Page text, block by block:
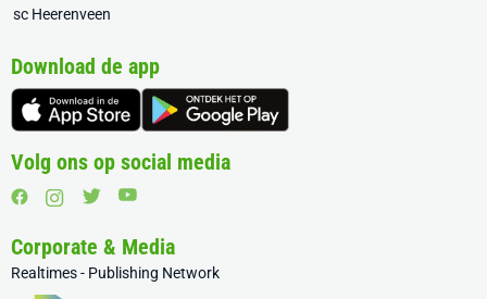
sc Heerenveen
Download de app
Volg ons op social media
Corporate & Media
Realtimes - Publishing Network